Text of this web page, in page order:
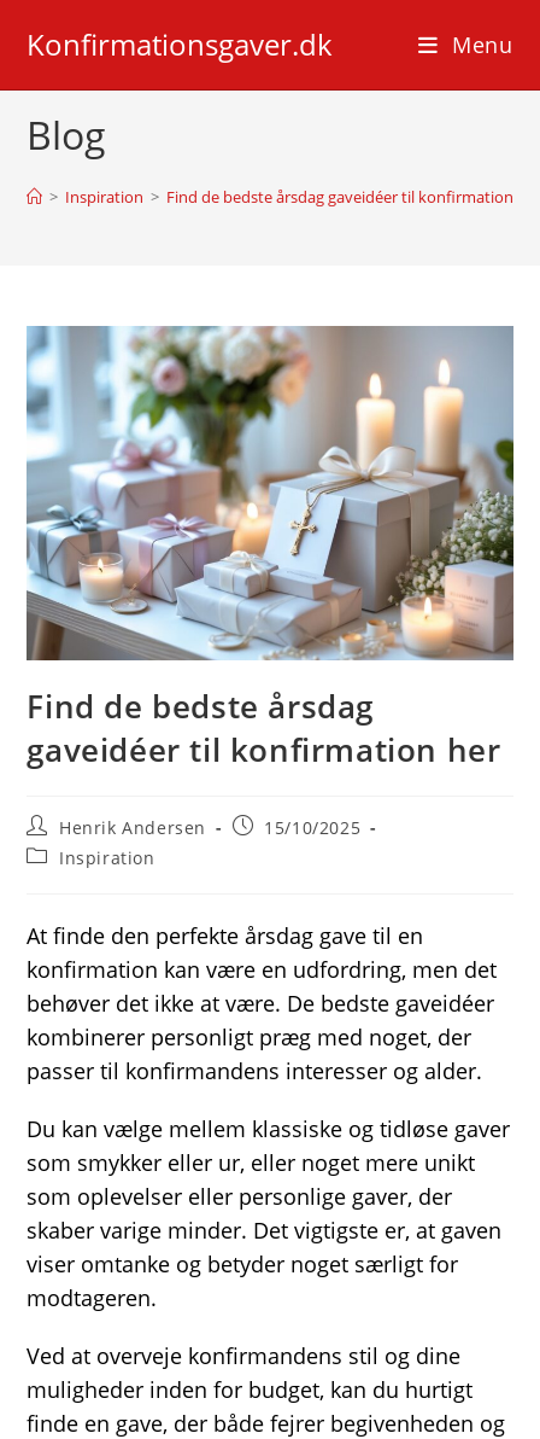
Konfirmationsgaver.dk Menu
Blog
> Inspiration > Find de bedste årsdag gaveidéer til konfirmation
Find de bedste årsdag
gaveidéer til konfirmation her
Post
author:
Henrik Andersen
Post15/10/2025
PostInspiration
At finde den perfekte årsdag gave til en
konfirmation kan være en udfordring, men det
behøver det ikke at være. De bedste gaveidéer
kombinerer personligt præg med noget, der
passer til konfirmandens interesser og alder.
Du kan vælge mellem klassiske og tidløse gaver
som smykker eller ur, eller noget mere unikt
som oplevelser eller personlige gaver, der
skaber varige minder. Det vigtigste er, at gaven
viser omtanke og betyder noget særligt for
modtageren.
Ved at overveje konfirmandens stil og dine
muligheder inden for budget, kan du hurtigt
finde en gave, der både fejrer begivenheden og